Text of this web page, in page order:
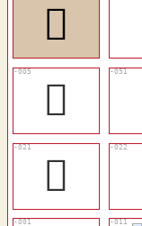
󷀌
𥇴
󶿼